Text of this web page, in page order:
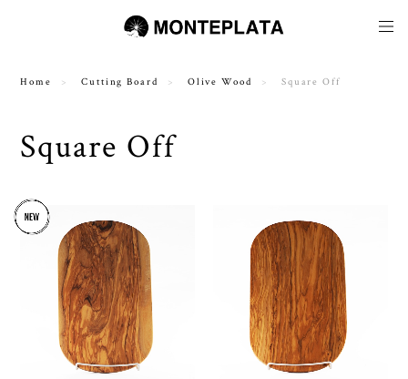
Home Cutting Board Olive Wood Square Off
Square Off